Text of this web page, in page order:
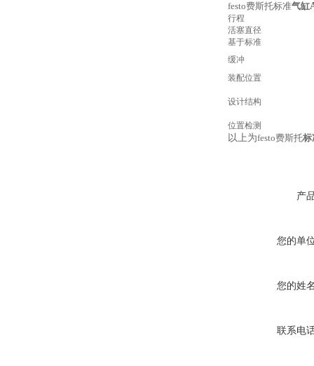
festo费斯托标准气缸
行程
活塞直径
基于标准
缓冲
装配位置
设计结构
位置检测
以上为festo费斯托标
产
您的单
您的姓
联系电